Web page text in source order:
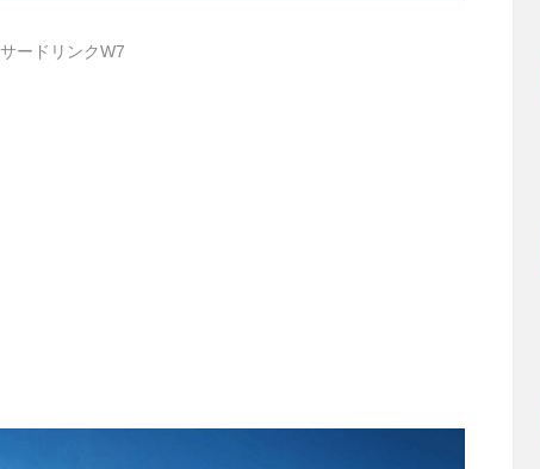
ードリンクW7